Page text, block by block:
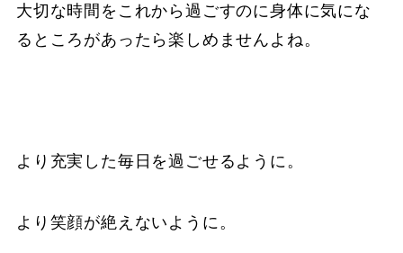
大切な時間をこれから過ごすのに身体に気にな
るところがあったら楽しめませんよね。
より充実した毎日を過ごせるように。
より笑顔が絶えないように。